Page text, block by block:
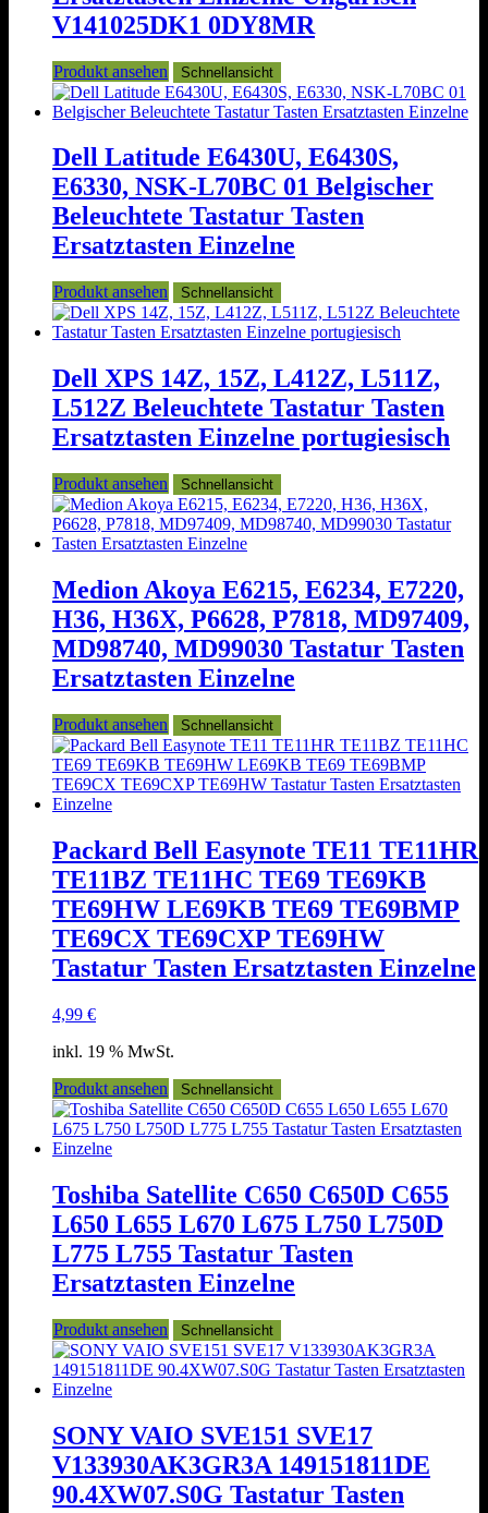
V141025DK1 0DY8MR
Produkt ansehen Schnellansicht
Dell Latitude E6430U, E6430S,
E6330, NSK-L70BC 01 Belgischer
Beleuchtete Tastatur Tasten
Ersatztasten Einzelne
Produkt ansehen Schnellansicht
Dell XPS 14Z, 15Z, L412Z, L511Z,
L512Z Beleuchtete Tastatur Tasten
Ersatztasten Einzelne portugiesisch
Produkt ansehen Schnellansicht
Medion Akoya E6215, E6234, E7220,
H36, H36X, P6628, P7818, MD97409,
MD98740, MD99030 Tastatur Tasten
Ersatztasten Einzelne
Produkt ansehen Schnellansicht
Packard Bell Easynote TE11 TE11HR
TE11BZ TE11HC TE69 TE69KB
TE69HW LE69KB TE69 TE69BMP
TE69CX TE69CXP TE69HW
Tastatur Tasten Ersatztasten Einzelne
4,99 €
inkl. 19 % MwSt.
Produkt ansehen
Schnellansicht
Toshiba Satellite C650 C650D C655
L650 L655 L670 L675 L750 L750D
L775 L755 Tastatur Tasten
Ersatztasten Einzelne
Produkt ansehen Schnellansicht
SONY VAIO SVE151 SVE17
V133930AK3GR3A 149151811DE
90.4XW07.S0G Tastatur Tasten